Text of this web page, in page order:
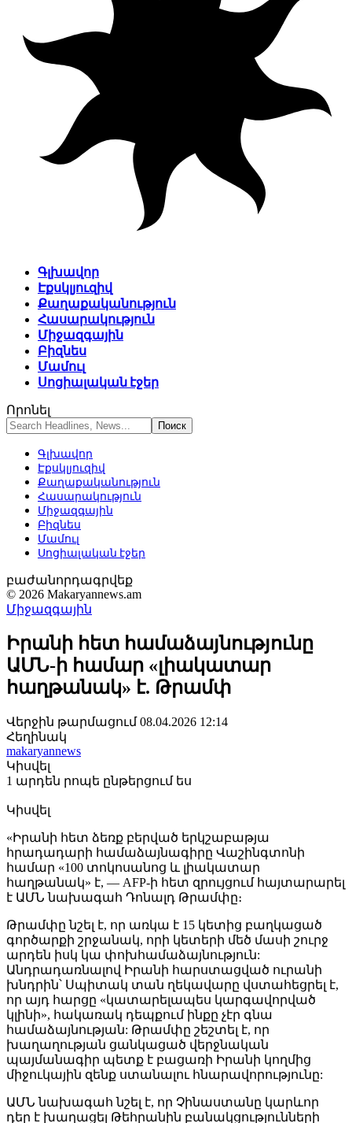
Գլխավոր
Էքսկլյուզիվ
Քաղաքականություն
Հասարակություն
Միջազգային
Բիզնես
Մամուլ
Սոցիալական էջեր
Որոնել
Գլխավոր
Էքսկլյուզիվ
Քաղաքականություն
Հասարակություն
Միջազգային
Բիզնես
Մամուլ
Սոցիալական էջեր
բաժանորդագրվեք
© 2026 Makaryannews.am
Միջազգային
Իրանի հետ համաձայնությունը
ԱՄՆ-ի համար «լիակատար
հաղթանակ» է. Թրամփ
Վերջին թարմացում 08.04.2026 12:14
Հեղինակ
makaryannews
Կիսվել
1 արդեն րոպե ընթերցում ես
Կիսվել
«Իրանի հետ ձեռք բերված երկշաբաթյա
հրադադարի համաձայնագիրը Վաշինգտոնի
համար «100 տոկոսանոց և լիակատար
հաղթանակ» է, — AFP-ի հետ զրույցում հայտարարել
է ԱՄՆ նախագահ Դոնալդ Թրամփը։
Թրամփը նշել է, որ առկա է 15 կետից բաղկացած
գործարքի շրջանակ, որի կետերի մեծ մասի շուրջ
արդեն իսկ կա փոխհամաձայնություն:
Անդրադառնալով Իրանի հարստացված ուրանի
խնդրին՝ Սպիտակ տան ղեկավարը վստահեցրել է,
որ այդ հարցը «կատարելապես կարգավորված
կլինի», հակառակ դեպքում ինքը չէր գնա
համաձայնության: Թրամփը շեշտել է, որ
խաղաղության ցանկացած վերջնական
պայմանագիր պետք է բացառի Իրանի կողմից
միջուկային զենք ստանալու հնարավորությունը:
ԱՄՆ նախագահ նշել է, որ Չինաստանը կարևոր
դեր է խաղացել Թեհրանին բանակցությունների